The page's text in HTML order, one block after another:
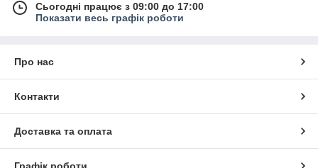
Сьогодні працює з 09:00 до 17:00
Показати весь графік роботи
Про нас
Контакти
Доставка та оплата